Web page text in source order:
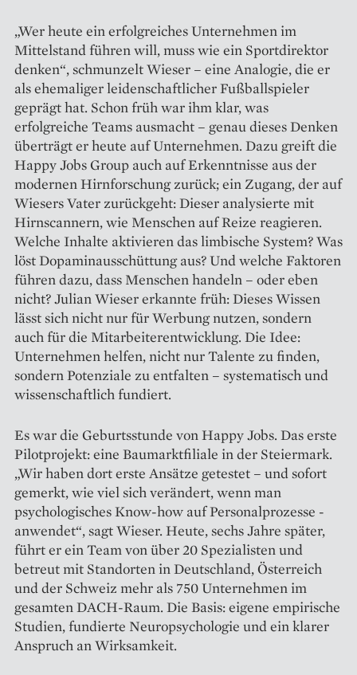
„Wer heute ein erfolgreiches Unternehmen im
Mittelstand führen will, muss wie ein Sportdirektor
denken“, schmunzelt Wieser – eine Analogie, die er
als ehemaliger leidenschaftlicher Fußballspieler
geprägt hat. Schon früh war ihm klar, was
erfolgreiche Teams ausmacht – genau dieses Denken
überträgt er heute auf Unternehmen. Dazu greift die
Happy Jobs Group auch auf Erkenntnisse aus der
modernen Hirnforschung ­zurück; ein Zugang, der auf
Wiesers Vater zurückgeht: Dieser analysierte mit
Hirnscannern, wie Menschen auf Reize reagieren.
Welche Inhalte aktivieren das limbische System? Was
löst Dopaminausschüttung aus? Und welche Faktoren
führen dazu, dass Menschen handeln – oder eben
nicht? Julian Wieser erkannte früh: Dieses Wissen
lässt sich nicht nur für Werbung nutzen, sondern
auch für die Mitarbeiterentwicklung. Die Idee:
Unternehmen helfen, nicht nur Talente zu finden,
sondern Potenziale zu entfalten – systematisch und
wissenschaftlich fundiert.
Es war die Geburtsstunde von Happy Jobs. Das erste
Pilotprojekt: eine Baumarktfiliale in der Steiermark.
„Wir haben dort erste Ansätze getestet – und sofort
gemerkt, wie viel sich verändert, wenn man
psychologisches Know-how auf Personalprozesse ­
anwendet“, sagt Wieser. Heute, sechs Jahre spä­ter,
führt er ein Team von über 20 Spezialisten und
betreut mit Standorten in Deutschland, Österreich
und der Schweiz mehr als 750 Unternehmen im
gesamten DACH-Raum. Die Basis: eigene empirische
Studien, fundierte Neuropsychologie und ein klarer
Anspruch an Wirksamkeit.